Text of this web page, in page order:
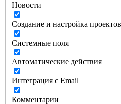
Новости
Создание и настройка проектов
Системные поля
Автоматические действия
Интеграция с Email
Комментарии